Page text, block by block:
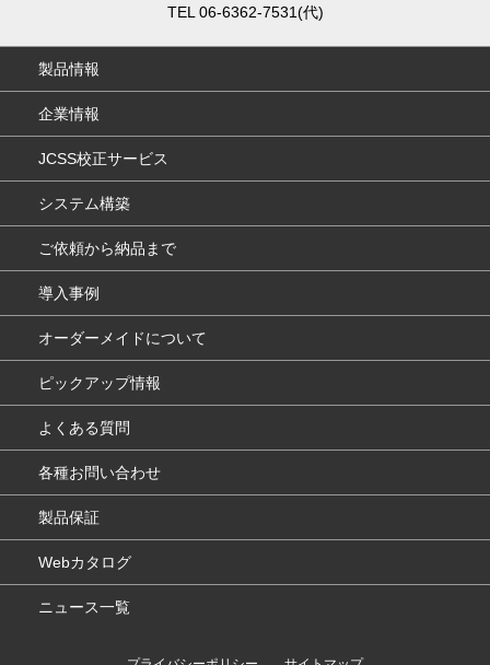
TEL 06-6362-7531(代)
製品情報
企業情報
JCSS校正サービス
システム構築
ご依頼から納品まで
導入事例
オーダーメイドについて
ピックアップ情報
よくある質問
各種お問い合わせ
製品保証
Webカタログ
ニュース一覧